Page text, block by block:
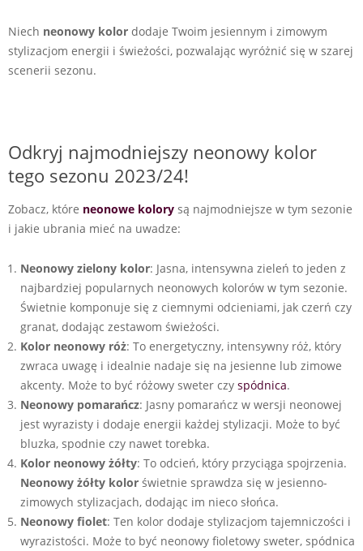
Niech neonowy kolor dodaje Twoim jesiennym i zimowym
stylizacjom energii i świeżości, pozwalając wyróżnić się w szarej
scenerii sezonu.
Odkryj najmodniejszy neonowy kolor
tego sezonu 2023/24!
Zobacz, które neonowe kolory są najmodniejsze w tym sezonie
i jakie ubrania mieć na uwadze:
Neonowy zielony kolor: Jasna, intensywna zieleń to jeden z
najbardziej popularnych neonowych kolorów w tym sezonie.
Świetnie komponuje się z ciemnymi odcieniami, jak czerń czy
granat, dodając zestawom świeżości.
Kolor neonowy róż: To energetyczny, intensywny róż, który
zwraca uwagę i idealnie nadaje się na jesienne lub zimowe
akcenty. Może to być różowy sweter czy spódnica.
Neonowy pomarańcz: Jasny pomarańcz w wersji neonowej
jest wyrazisty i dodaje energii każdej stylizacji. Może to być
bluzka, spodnie czy nawet torebka.
Kolor neonowy żółty: To odcień, który przyciąga spojrzenia.
Neonowy żółty kolor świetnie sprawdza się w jesienno-
zimowych stylizacjach, dodając im nieco słońca.
Neonowy fiolet: Ten kolor dodaje stylizacjom tajemniczości i
wyrazistości. Może to być neonowy fioletowy sweter, spódnica